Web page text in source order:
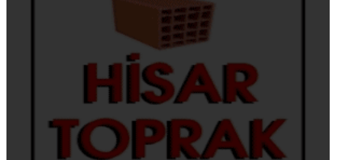
Trabzon
Tunceli
Yalova
Yozgat
Zonguldak